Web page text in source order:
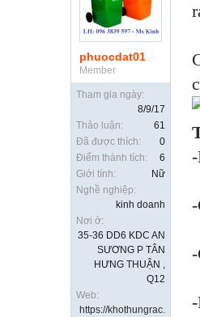
phuocdat01
Member
Tham gia ngày:
8/9/17
Thảo luận:
61
Đã được thích:
0
Điểm thành tích:
6
Giới tính:
Nữ
Nghề nghiệp:
kinh doanh
Nơi ở:
35-36 DD6 KDC AN
SƯƠNG P TÂN
HƯNG THUẬN ,
Q12
Web:
https://khothungrac.